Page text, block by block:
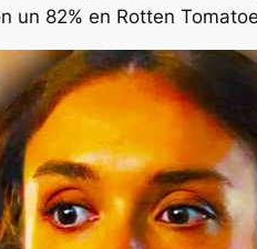
un 82% en Rotten